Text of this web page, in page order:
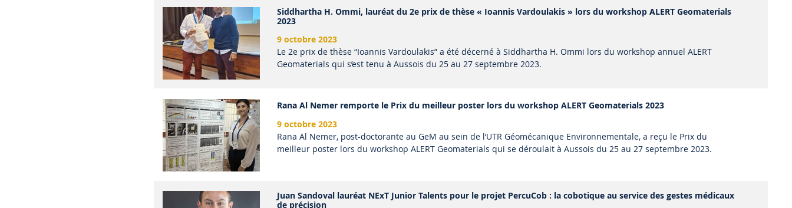
Siddhartha H. Ommi, lauréat du 2e prix de thèse « Ioannis Vardoulakis » lors du workshop ALERT Geomaterials
2023
9 octobre 2023
Le 2e prix de thèse “Ioannis Vardoulakis” a été décerné à Siddhartha H. Ommi lors du workshop annuel ALERT
Geomaterials qui s’est tenu à Aussois du 25 au 27 septembre 2023.
Rana Al Nemer remporte le Prix du meilleur poster lors du workshop ALERT Geomaterials 2023
9 octobre 2023
Rana Al Nemer, post-doctorante au GeM au sein de l’UTR Géomécanique Environnementale, a reçu le Prix du
meilleur poster lors du workshop ALERT Geomaterials qui se déroulait à Aussois du 25 au 27 septembre 2023.
Juan Sandoval lauréat NExT Junior Talents pour le projet PercuCob : la cobotique au service des gestes médicaux
de précision